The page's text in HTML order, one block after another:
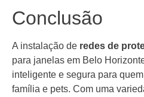
Conclusão
A instalação de redes de
para janelas em Belo
inteligente e segura para
família e pets. Com uma